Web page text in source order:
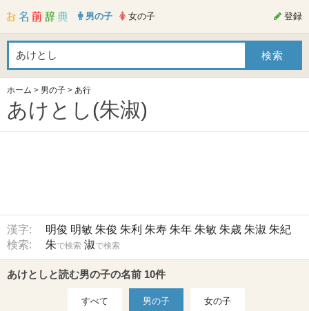
男の子 女の子 登録
ホーム > 男の子 > あ行
あけとし(朱淑)
漢字: 明俊 明敏 朱俊 朱利 朱寿 朱年 朱敏 朱歳 朱淑 朱紀
検索:
朱で検索 淑で検索
あけとしと読む男の子の名前 10件
すべて 男の子 女の子